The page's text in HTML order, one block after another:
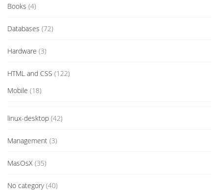
Books (4)
Databases (72)
Hardware (3)
HTML and CSS (122)
Mobile (18)
linux-desktop (42)
Management (3)
MasOsX (35)
No category(40)